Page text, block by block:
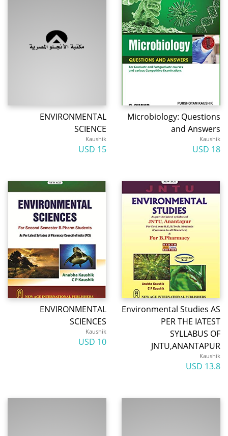
Microbiology: Questions
and Answers
Kaushik
18 USD
ENVIRONMENTAL
SCIENCE
Kaushik
15 USD
Environmental Studies AS
PER THE IATEST
SYLLABUS OF
JNTU,ANANTAPUR
Kaushik
13.8 USD
ENVIRONMENTAL
SCIENCES
Kaushik
10 USD